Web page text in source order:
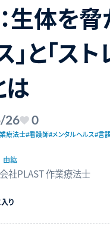
生体を脅
」と「ス
は
26 0
療法士#看護師#メンタルヘルス#言
紘
社PLAST 作業療法士
り